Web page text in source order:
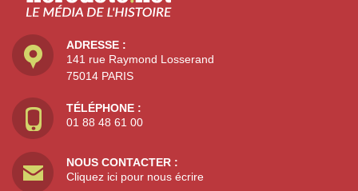
ADRESSE :
141 rue Raymond Losserand
75014 PARIS
TÉLÉPHONE :
01 88 48 61 00
NOUS CONTACTER :
Cliquez ici pour nous écrire